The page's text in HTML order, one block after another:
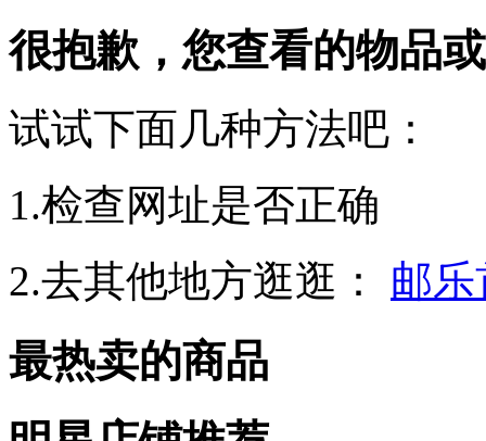
很抱歉，您查看的物品
试试下面几种方法吧：
1.检查网址是否正确
2.去其他地方逛逛：
邮
最热卖的商品